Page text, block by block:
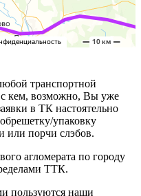
транспортной
кем, возможно, Вы уже
в ТК настоятельно
упаковку
или порчи слэбов.
агломерата по городу
ТТК.
пользуются наши